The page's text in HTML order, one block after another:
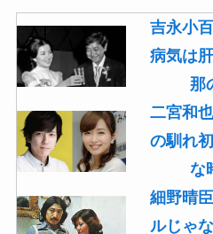
吉永小
病気は
那
二宮和
の馴れ
な
細野晴
ルじゃ